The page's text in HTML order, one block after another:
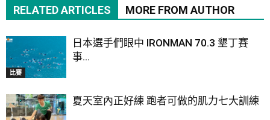
RELATED ARTICLES MORE FROM AUTHOR
比賽
日本選手們眼中 IRONMAN 70.3 墾丁賽
事...
夏天室內正好練 跑者可做的肌力七大訓練